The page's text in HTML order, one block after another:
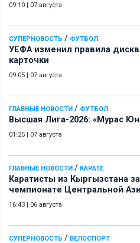
09:10 | 07 августа
СУПЕРНОВОСТЬ / ФУТБОЛ
УЕФА изменил правила
карточки
09:05 | 07 августа
ГЛАВНЫЕ НОВОСТИ / ФУТБОЛ
Высшая Лига-2026: «Мурас
01:25 | 07 августа
ГЛАВНЫЕ НОВОСТИ / КАРАТЕ
Каратисты из Кыргызстана
чемпионате Центральной
16:43 | 06 августа
СУПЕРНОВОСТЬ / ВЕЛОСПОРТ